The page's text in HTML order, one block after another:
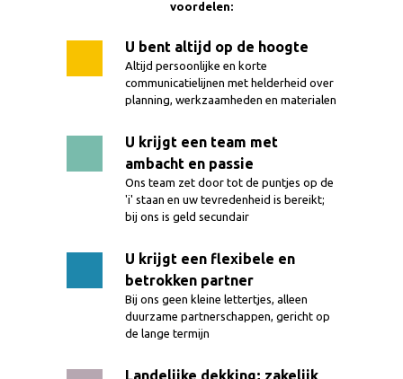
voordelen:
U bent altijd op de hoogte
Altijd persoonlijke en korte
communicatielijnen met helderheid over
planning, werkzaamheden en materialen
U krijgt een team met
ambacht en passie
Ons team zet door tot de puntjes op de
'i' staan en uw tevredenheid is bereikt;
bij ons is geld secundair
U krijgt een flexibele en
betrokken partner
Bij ons geen kleine lettertjes, alleen
duurzame partnerschappen, gericht op
de lange termijn
Landelijke dekking; zakelijk